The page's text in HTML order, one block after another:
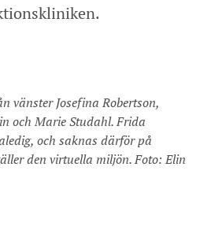
vänster Josefina Robertson,
och Marie Studahl. Frida
och saknas därför på
den virtuella miljön. Foto: Elin